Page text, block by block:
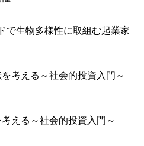
で生物多様性に取組む起業家
える～社会的投資入門～